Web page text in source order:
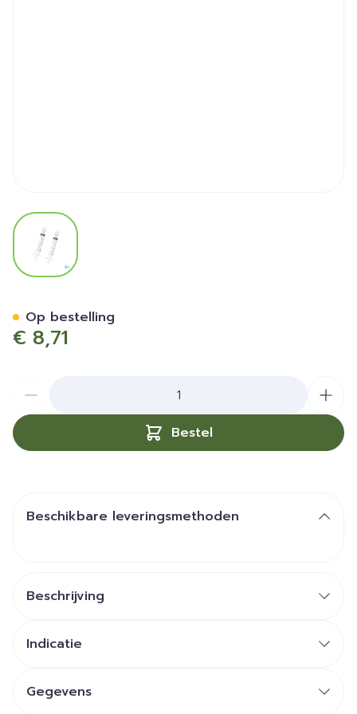
View larger image
€ 8,71
Bestel
Op bestelling
Beschikbare leveringsmethoden
Beschrijving
Indicatie
Gegevens